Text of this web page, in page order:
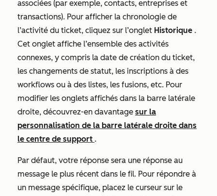
associées (par exemple, contacts, entreprises et
transactions). Pour afficher la chronologie de
l’activité du ticket, cliquez sur l’onglet Historique .
Cet onglet affiche l’ensemble des activités
connexes, y compris la date de création du ticket,
les changements de statut, les inscriptions à des
workflows ou à des listes, les fusions, etc. Pour
modifier les onglets affichés dans la barre latérale
droite, découvrez-en davantage sur la
personnalisation de la barre latérale droite dans
le centre de support .
Par défaut, votre réponse sera une réponse au
message le plus récent dans le fil. Pour répondre à
un message spécifique, placez le curseur sur le